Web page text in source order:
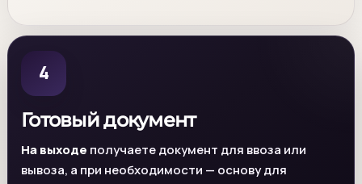
4
Готовый документ
На выходе получаете документ для ввоза или
вывоза, а при необходимости — основу для